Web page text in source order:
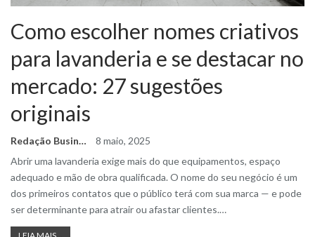
Como escolher nomes criativos
para lavanderia e se destacar no
mercado: 27 sugestões
originais
Redação Business Ideas
8 maio, 2025
Abrir uma lavanderia exige mais do que equipamentos, espaço
adequado e mão de obra qualificada. O nome do seu negócio é um
dos primeiros contatos que o público terá com sua marca — e pode
ser determinante para atrair ou afastar clientes.…